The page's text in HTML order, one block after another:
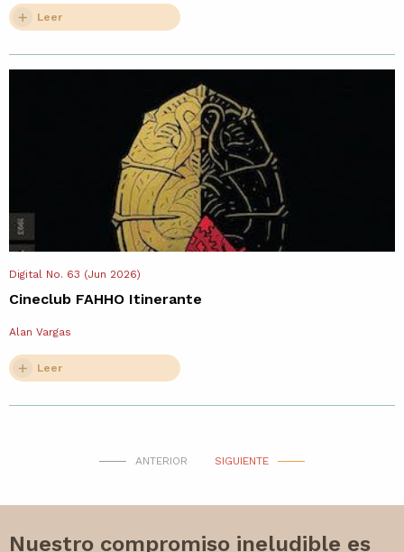
Leer
Digital No. 63 (Jun 2026)
Cineclub FAHHO Itinerante
Alan Vargas
Leer
ANTERIOR SIGUIENTE
Nuestro compromiso ineludible es